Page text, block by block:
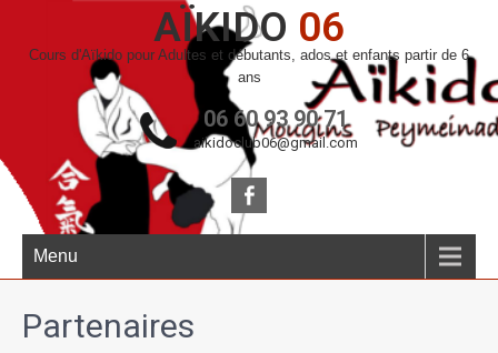
AÏKIDO 06
Cours d'Aïkido pour Adultes et débutants, ados et enfants partir de 6
ans
06 60 93 90 71
aikidoclub06@gmail.com
Menu
Partenaires